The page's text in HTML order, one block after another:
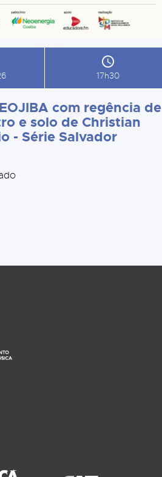
17h30
com regência de
e solo de Christian
- Série Salvador